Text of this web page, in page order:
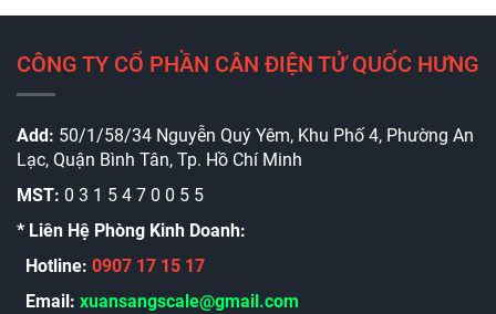
CÔNG TY CỔ PHẦN CÂN ĐIỆN TỬ QUỐC HƯNG
Add: 50/1/58/34 Nguyễn Quý Yêm, Khu Phố 4, Phường An
Lạc, Quận Bình Tân, Tp. Hồ Chí Minh
MST: 0 3 1 5 4 7 0 0 5 5
* Liên Hệ Phòng Kinh Doanh:
Hotline: 0907 17 15 17
Email: xuansangscale@gmail.com